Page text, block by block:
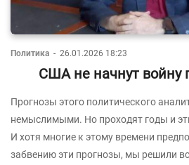
Политика - 26.01.2026 18:23
США не начнут войну
Прогнозы этого политического
немыслимыми. Но проходят годы и
И хотя многие к этому времени
забвению эти прогнозы, мы решили